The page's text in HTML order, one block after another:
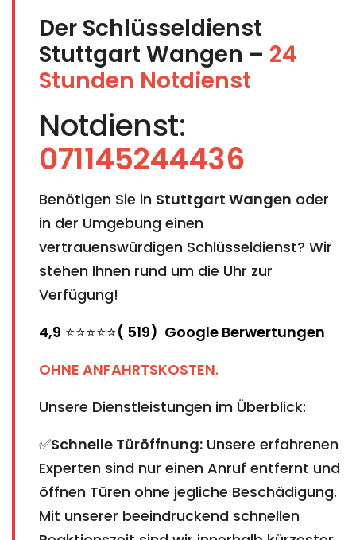
Der Schlüsseldienst
Stuttgart Wangen – 24
Stunden Notdienst
Notdienst:
071145244436
Benötigen Sie in Stuttgart Wangen oder
in der Umgebung einen
vertrauenswürdigen Schlüsseldienst? Wir
stehen Ihnen rund um die Uhr zur
Verfügung!
4,9 ⭐⭐⭐⭐⭐( 519) Google Berwertungen
OHNE ANFAHRTSKOSTEN.
Unsere Dienstleistungen im Überblick:
✅Schnelle Türöffnung: Unsere erfahrenen
Experten sind nur einen Anruf entfernt und
öffnen Türen ohne jegliche Beschädigung.
Mit unserer beeindruckend schnellen